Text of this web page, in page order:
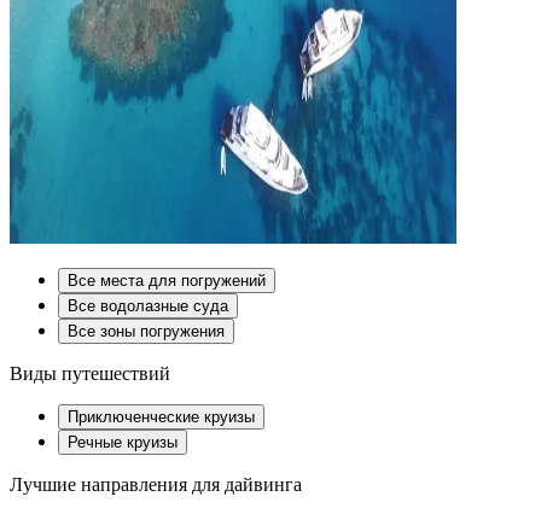
Все места для погружений
Все водолазные суда
Все зоны погружения
Виды путешествий
Приключенческие круизы
Речные круизы
Лучшие направления для дайвинга